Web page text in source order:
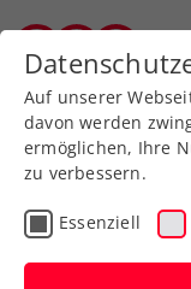
Zurück zur
ATP
Starker
Auf unserer
davon werden
ermöglichen, Ihre
zu verbessern.
Essenziell